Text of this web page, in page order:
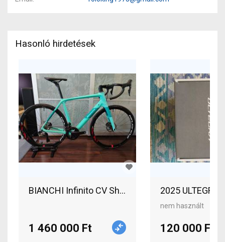
Hasonló hirdetések
BIANCHI Infinito CV Shimano Ultegra 2x12 Di2
1 460 000 Ft
2025
nem használt
120 000 Ft